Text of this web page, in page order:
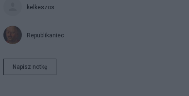
kelkeszos
Republikaniec
Napisz notkę